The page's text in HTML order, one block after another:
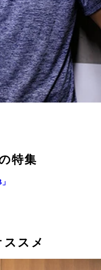
特集
ススメ